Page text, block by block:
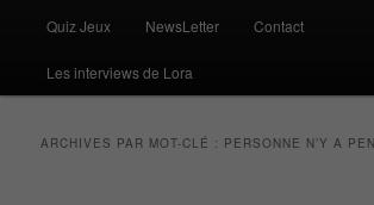
Quiz Jeux NewsLetter Contact
Les interviews de Lora
ARCHIVES PAR MOT-CLÉ : PERSONNE N’Y A